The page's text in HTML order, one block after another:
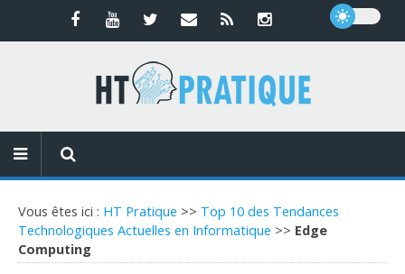
Vous êtes ici : HT Pratique >> Top 10 des Tendances
Technologiques Actuelles en Informatique >> Edge
Computing